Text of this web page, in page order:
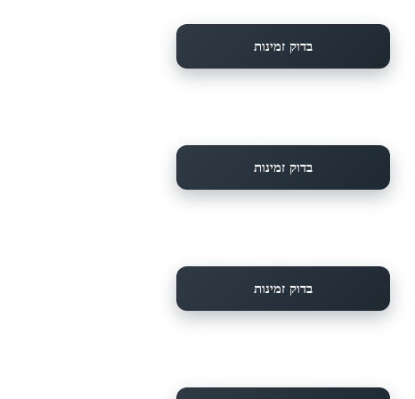
בדוק זמינות
בדוק זמינות
בדוק זמינות